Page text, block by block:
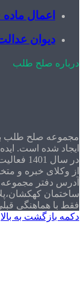
89 و 98 در دیوان عدالت اداری
عدالت اداری
طلب
طلب با هدف
در سال 1401
خبره و متخصص
مجموعه : اتوبان
قبلی)
به بالا